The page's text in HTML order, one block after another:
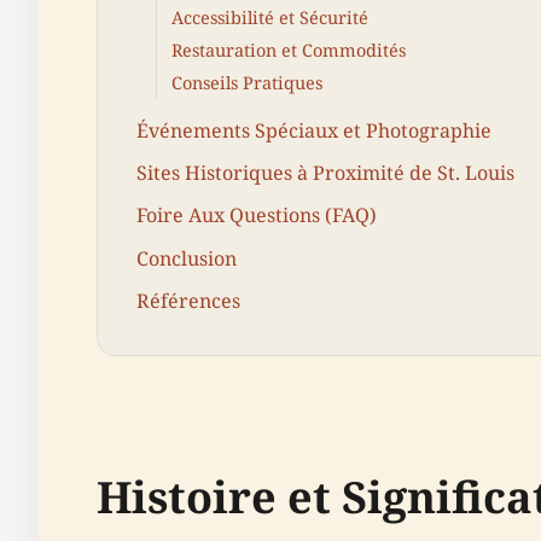
Accessibilité et Sécurité
Restauration et Commodités
Conseils Pratiques
Événements Spéciaux et Photographie
Sites Historiques à Proximité de St. Louis
Foire Aux Questions (FAQ)
Conclusion
Références
Histoire et